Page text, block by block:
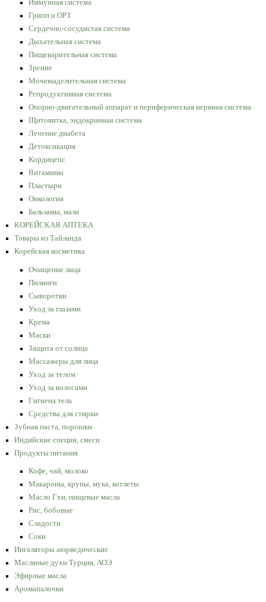
Иммунная система
Грипп и ОРЗ
Сердечно-сосудистая система
Дыхательная система
Пищеварительная система
Зрение
Мочевыделительная система
Репродуктивная система
Опорно-двигательный аппарат и периферическая нервная система
Щитовитка, эндокринная система
Лечение диабета
Детоксикация
Кордицепс
Витамины
Пластыри
Онкология
Бальзамы, мази
КОРЕЙСКАЯ АПТЕКА
Товары из Тайланда
Корейская косметика
Очищение лица
Пилинги
Сыворотки
Уход за глазами
Крема
Маски
Защита от солнца
Массажеры для лица
Уход за телом
Уход за волосами
Гигиена тела
Средства для стирки
Зубная паста, порошки
Индийские специи, смеси
Продукты питания
Кофе, чай, молоко
Макароны, крупы, мука, котлеты
Масло Гхи, пищевые масла
Рис, бобовые
Сладости
Соки
Ингаляторы аюрведические
Масляные духи Турция, АОЭ
Эфирные масла
Аромапалочки